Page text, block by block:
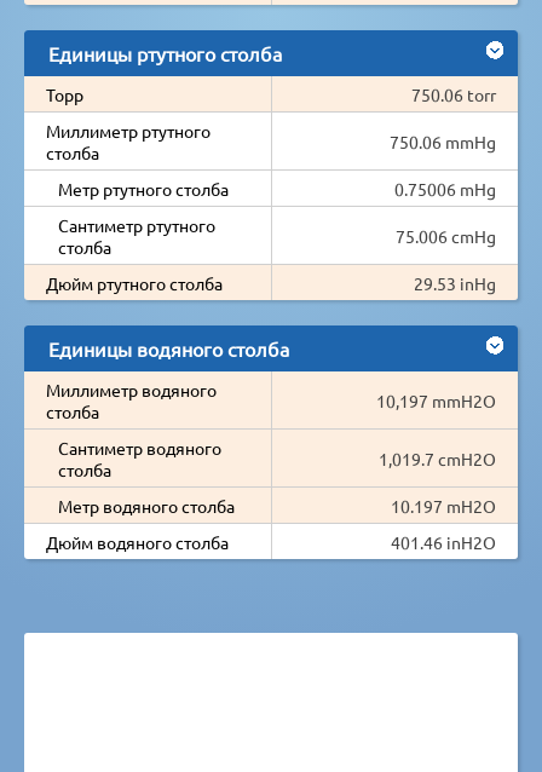
Единицы ртутного столба
Торр
750.06 torr
Миллиметр ртутного
столба
750.06 mmHg
Метр ртутного столба
0.75006 mHg
Сантиметр ртутного
столба
75.006 cmHg
Дюйм ртутного столба 29.53 inHg
Единицы водяного столба
Миллиметр водяного
столба
10,197 mmH2O
Сантиметр водяного
столба
1,019.7 cmH2O
Метр водяного столба
10.197 mH2O
Дюйм водяного столба
401.46 inH2O